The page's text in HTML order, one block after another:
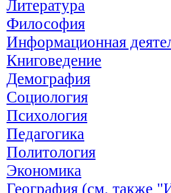
Литература
Философия
Информационная
Книговедение
Демография
Социология
Психология
Педагогика
Политология
Экономика
География (см. также